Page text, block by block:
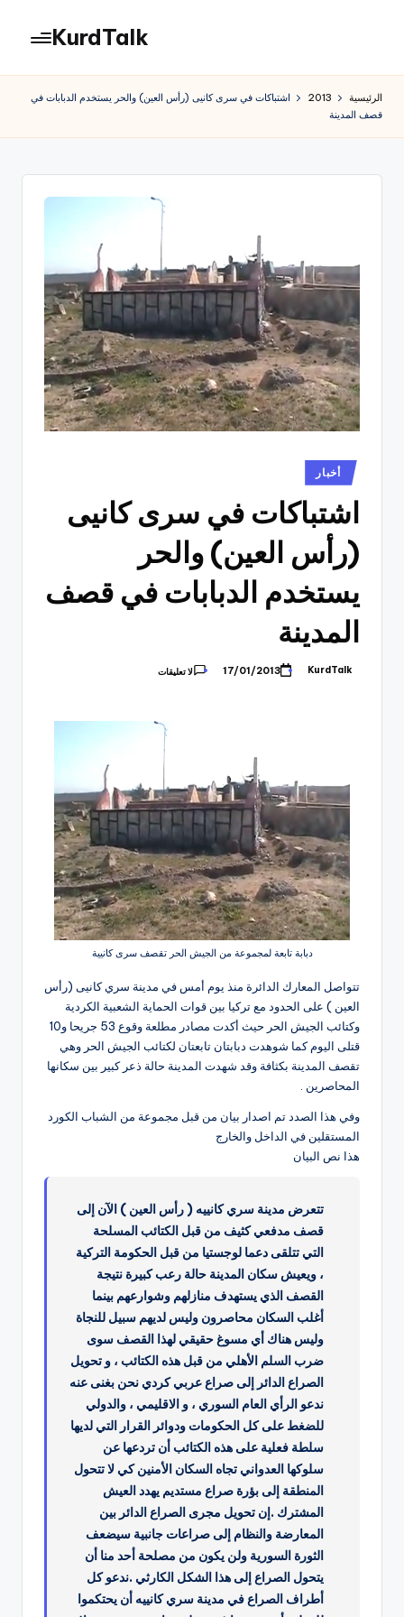
المحتوى
KurdTalk
اخبار
الرئيسية 2013
اشتباكات في سرى كانيى (رأس العين) والحر يستخدم الدبابات في
قصف المدينة
نُشر
في
أخبار
اشتباكات في سرى كانيى
(رأس العين) والحر
يستخدم الدبابات في قصف
المدينة
تمّ
KurdTalk
17/01/2013 لا تعليقات
دبابة تابعة لمجموعة من الجيش الحر تقصف سرى كانيية
تتواصل المعارك الدائرة منذ يوم أمس في مدينة سري كانيى (رأس
العين ) على الحدود مع تركيا بين قوات الحماية الشعبية الكردية
وكتائب الجيش الحر حيث أكدت مصادر مطلعة وقوع 53 جريحا و10
قتلى اليوم كما شوهدت دبابتان تابعتان لكتائب الجيش الحر وهي
تقصف المدينة بكثافة وقد شهدت المدينة حالة ذعر كبير بين سكانها
المحاصرين .
وفي هذا الصدد تم اصدار بيان من قبل مجموعة من الشباب الكورد
المستقلين في الداخل والخارج
هذا نص البيان
تتعرض مدينة سري كانييه ( رأس العين ) الآن إلى
قصف مدفعي كثيف من قبل الكتائب المسلحة
التي تتلقى دعما لوجستيا من قبل الحكومة التركية
، ويعيش سكان المدينة حالة رعب كبيرة نتيجة
القصف الذي يستهدف منازلهم وشوارعهم بينما
أغلب السكان محاصرون وليس لديهم سبيل للنجاة
وليس هناك أي مسوغ حقيقي لهذا القصف سوى
ضرب السلم الأهلي من قبل هذه الكتائب ، و تحويل
الصراع الدائر إلى صراع عربي كردي نحن بغنى عنه
ندعو الرأي العام السوري ، و الاقليمي ، والدولي
للضغط على كل الحكومات ودوائر القرار التي لديها
سلطة فعلية على هذه الكتائب أن تردعها عن
سلوكها العدواني تجاه السكان الأمنين كي لا تتحول
المنطقة إلى بؤرة صراع مستديم يهدد العيش
المشترك .إن تحويل مجرى الصراع الدائر بين
المعارضة والنظام إلى صراعات جانبية سيضعف
الثورة السورية ولن يكون من مصلحة أحد منا أن
يتحول الصراع إلى هذا الشكل الكارثي .ندعو كل
أطراف الصراع في مدينة سري كانييه أن يحتكموا